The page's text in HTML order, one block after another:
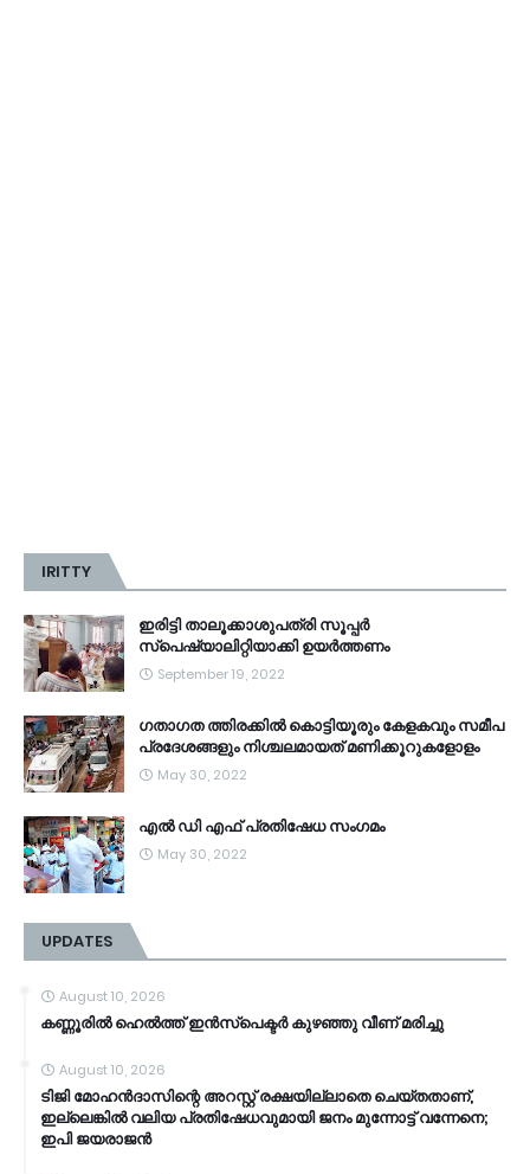
IRITTY
ഇരിട്ടി താലൂക്കാശുപത്രി സൂപ്പർ
സ്‌പെഷ്യാലിറ്റിയാക്കി ഉയർത്തണം
September 19, 2022
ഗതാഗത ത്തിരക്കിൽ കൊട്ടിയൂരും കേളകവും സമീപ
പ്രദേശങ്ങളും നിശ്ചലമായത് മണിക്കൂറുകളോളം
May 30, 2022
എൽ ഡി എഫ് പ്രതിഷേധ സംഗമം
May 30, 2022
UPDATES
August 10, 2026
കണ്ണൂരിൽ ഹെൽത്ത്‌ ഇൻസ്‌പെക്ടർ കുഴഞ്ഞു വീണ് മരിച്ചു
August 10, 2026
ടിജി മോഹൻദാസിന്റെ അറസ്റ്റ് രക്ഷയില്ലാതെ ചെയ്തതാണ്,
ഇല്ലെങ്കിൽ വലിയ പ്രതിഷേധവുമായി ജനം മുന്നോട്ട് വന്നേനെ;
ഇപി ജയരാജൻ